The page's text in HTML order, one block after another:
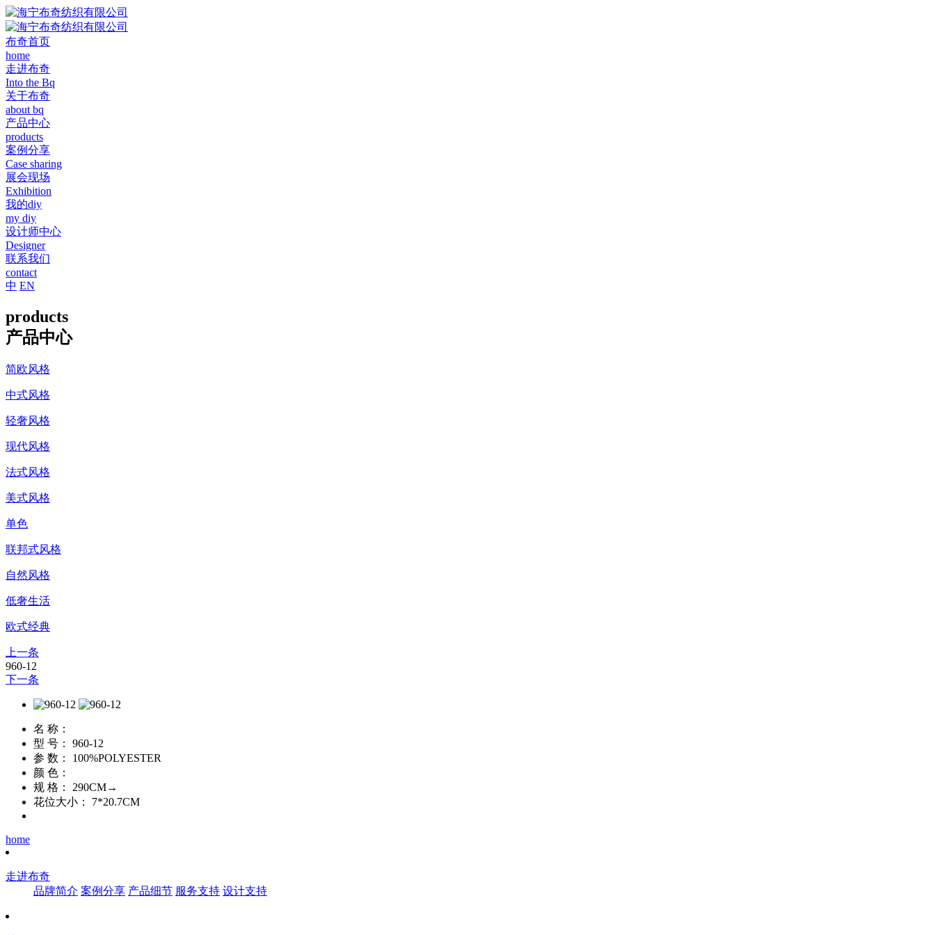
布奇首页
home
走进布奇
Into the Bq
关于布奇
about bq
产品中心
products
案例分享
Case sharing
展会现场
Exhibition
我的diy
my diy
设计师中心
Designer
联系我们
contact
中 EN
products
产品中心
简欧风格
中式风格
轻奢风格
现代风格
法式风格
美式风格
单色
联邦式风格
自然风格
低奢生活
欧式经典
上一条
960-12
下一条
名 称：
型 号：
960-12
参 数：
100%POLYESTER
颜 色：
规 格：
290CM→
花位大小：
7*20.7CM
home
走进布奇
品牌简介 案例分享 产品细节 服务支持 设计支持